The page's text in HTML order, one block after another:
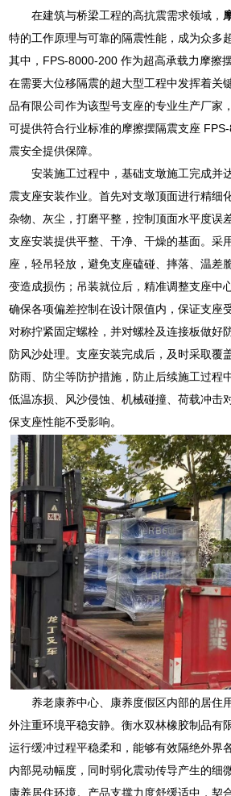
在建筑与桥梁工程的高抗震需求领域，
特的工作原理与可靠的隔震性能，成为众多
其中，FPS-8000-200 作为超高承载力摩擦
在需要大位移隔震的超大型工程中发挥着关
品有限公司作为该型号支座的专业生产厂家
可提供符合行业标准的摩擦摆隔震支座
震安全提供保障。
安装施工过程中，基础支墩施工完成并
震支座安装作业。首先对支墩顶面进行精细
杂物、灰尘，打磨平整，控制顶面水平度误
支座安装提供平整、干净、干燥的基面。采
座，轻吊轻放，避免支座磕碰、摔落、温差
变造成损伤；吊装就位后，精准调整支座中
确保各项偏差控制在设计限值内，保证支座
对称拧紧固定螺栓，并对螺栓及连接板做好
防风沙处理。支座安装完成后，及时采取覆
防雨、防尘等防护措施，防止后续施工过程
低温冻损、风沙侵蚀、机械碰撞、荷载冲击
保支座性能不受影响。
养老康养中心、康养度假区内部的居住
外注重环境平稳安静。衡水双林橡胶制品有
运行缓冲过程平稳柔和，能够有效隔绝外界
内部晃动幅度，同时弱化震动传导产生的细
康养居住环境。产品支撑力度舒缓适中，契